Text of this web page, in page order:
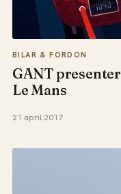
BILAR & FORDON
GANT
Le Mans
21 april 2017